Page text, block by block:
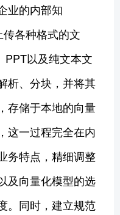
业的内部知
传各种格式的文
PPT以及纯文本文
析、分块，并将其
存储于本地的向量
这一过程完全在内
务特点，精细调整
及向量化模型的选
。同时，建立规范